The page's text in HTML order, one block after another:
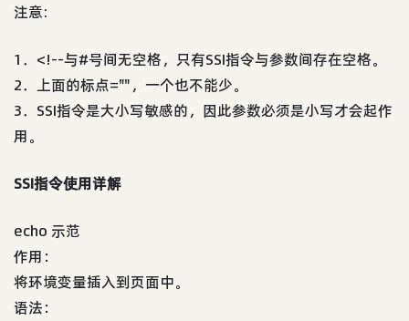
注意:
1．<!--与#号间无空格，只有SSI指令与参数间存在空格。
2．上面的标点=""，一个也不能少。
3．SSI指令是大小写敏感的，因此参数必须是小写才会起作
用。
SSI指令使用详解
echo 示范
作用：
将环境变量插入到页面中。
语法：